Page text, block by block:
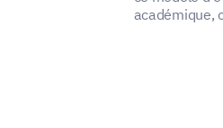
académique,